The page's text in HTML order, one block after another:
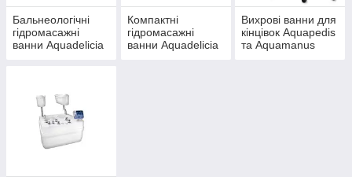
Бальнеологічні
гідромасажні
ванни Aquadelicia
Компактні
гідромасажні
ванни Aquadelicia
Вихрові ванни для
кінцівок Aquapedis
та Aquamanus